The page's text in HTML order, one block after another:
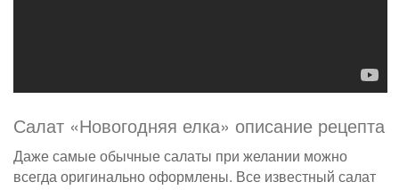
Салат «Новогодняя елка» описание рецепта
Даже самые обычные салаты при желании можно
всегда оригинально оформлены. Все известный салат